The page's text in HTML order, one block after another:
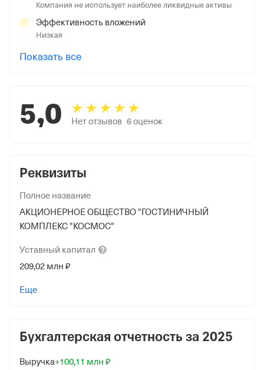
Реквизиты
Полное название
АКЦИОНЕРНОЕ ОБЩЕСТВО "ГОСТИНИЧНЫЙ
КОМПЛЕКС "КОСМОС"
Уставный капитал
209,02 млн ₽
30 ноября 1992
АО "ГК "КОСМОС"
Юридический адрес
Еще
Бухгалтерская отчетность за 2025
Выручка+100,11 млн ₽
Компания не использует наиболее ликвидные активы
Эффективность вложений
Низкая
Показать все
5,0 Нет отзывов 6оценок